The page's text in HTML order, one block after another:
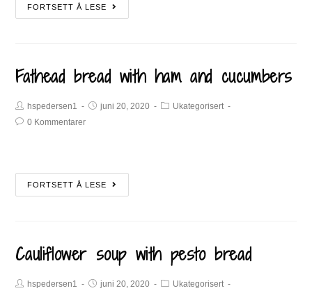
FORTSETT Å LESE
Fathead bread with ham and cucumbers
hspedersen1 juni 20, 2020
Ukategorisert
0 Kommentarer
FORTSETT Å LESE
Cauliflower soup with pesto bread
hspedersen1 juni 20, 2020
Ukategorisert